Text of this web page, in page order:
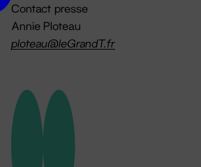
Contact presse
Annie Ploteau
ploteau@leGrandT.fr